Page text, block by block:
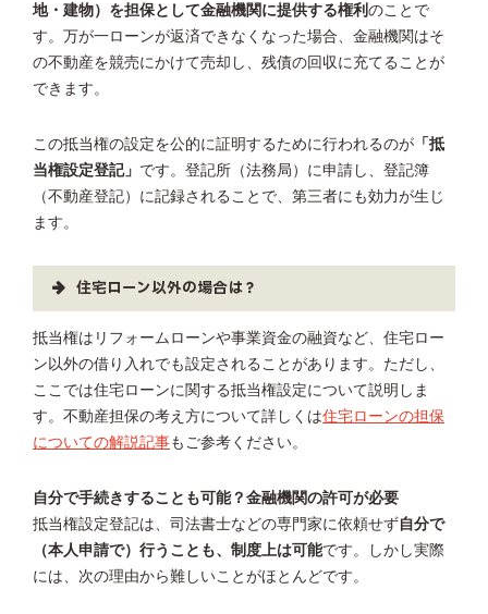
地・建物）を担保として金融機関に提供する権利 のことで
す。万が一ローンが返済できなくなった場合、金融機関はそ
の不動産を競売にかけて売却し、残債の回収に充てることが
できます。
この抵当権の設定を公的に証明するために行われるのが 「抵
当権設定登記」 です。登記所（法務局）に申請し、登記簿
（不動産登記）に記録されることで、第三者にも効力が生じ
ます。
住宅ローン以外の場合は？
抵当権はリフォームローンや事業資金の融資など、住宅ロー
ン以外の借り入れでも設定されることがあります。ただし、
ここでは住宅ローンに関する抵当権設定について説明しま
す。不動産担保の考え方について詳しくは住宅ローンの担保
についての解説記事もご参考ください。
自分で手続きすることも可能？金融機関の許可が必要
抵当権設定登記は、司法書士などの専門家に依頼せず自分で
（本人申請で）行うことも、制度上は可能です。しかし実際
には、次の理由から難しいことがほとんどです。